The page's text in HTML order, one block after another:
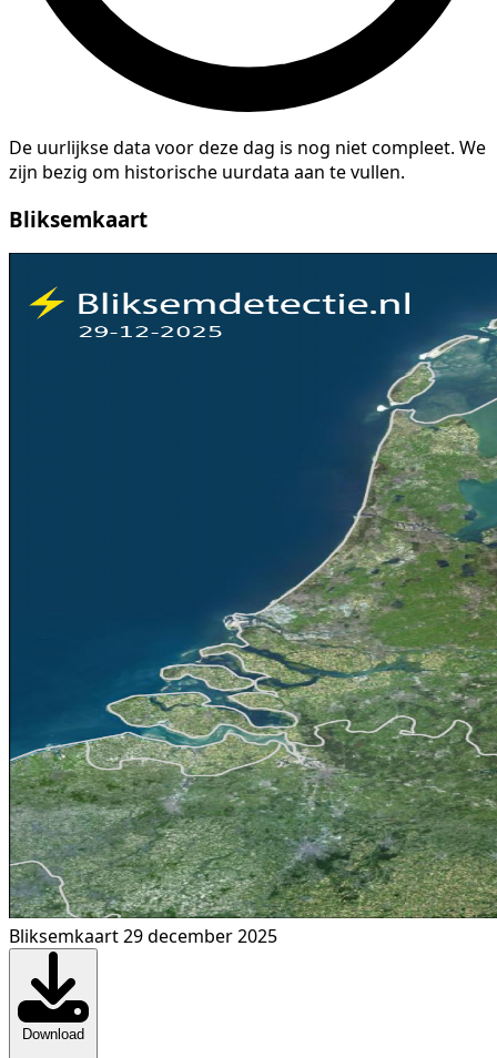
De uurlijkse data voor deze dag is nog niet compleet. We
zijn bezig om historische uurdata aan te vullen.
Bliksemkaart
Bliksemkaart 29 december 2025
Download